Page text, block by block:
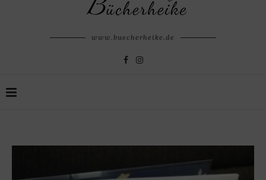
www.buecherheike.de